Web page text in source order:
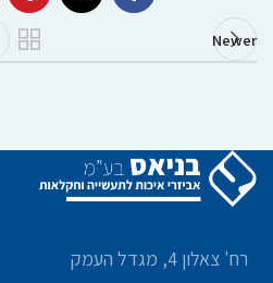
Newer
רח' צאלון 4, מגדל העמק